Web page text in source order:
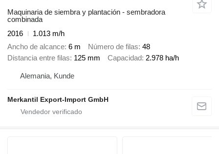
Maquinaria de siembra y plantación - sembradora
combinada
2016
1.013 m/h
Ancho de alcance 6 m Número de filas 48
Distancia entre filas 125 mm Capacidad 2.978 ha/h
Alemania, Kunde
Merkantil Export-Import GmbH